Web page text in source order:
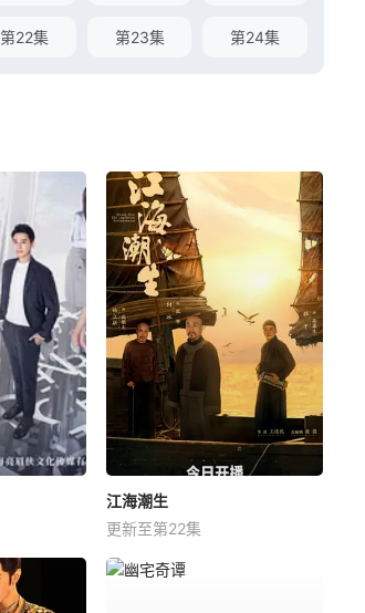
第22集 第23集 第24集
江海潮生
更新至第22集